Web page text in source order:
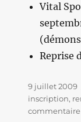
Vital
Reprise
Publié
le
9 juillet 2009
inscription,
commentaire